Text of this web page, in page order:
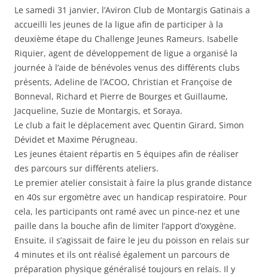
Le samedi 31 janvier, l’Aviron Club de Montargis Gatinais a
accueilli les jeunes de la ligue afin de participer à la
deuxième étape du Challenge Jeunes Rameurs. Isabelle
Riquier, agent de développement de ligue a organisé la
journée à l’aide de bénévoles venus des différents clubs
présents, Adeline de l’ACOO, Christian et Françoise de
Bonneval, Richard et Pierre de Bourges et Guillaume,
Jacqueline, Suzie de Montargis, et Soraya.
Le club a fait le déplacement avec Quentin Girard, Simon
Dévidet et Maxime Pérugneau.
Les jeunes étaient répartis en 5 équipes afin de réaliser
des parcours sur différents ateliers.
Le premier atelier consistait à faire la plus grande distance
en 40s sur ergomètre avec un handicap respiratoire. Pour
cela, les participants ont ramé avec un pince-nez et une
paille dans la bouche afin de limiter l’apport d’oxygène.
Ensuite, il s’agissait de faire le jeu du poisson en relais sur
4 minutes et ils ont réalisé également un parcours de
préparation physique généralisé toujours en relais. Il y